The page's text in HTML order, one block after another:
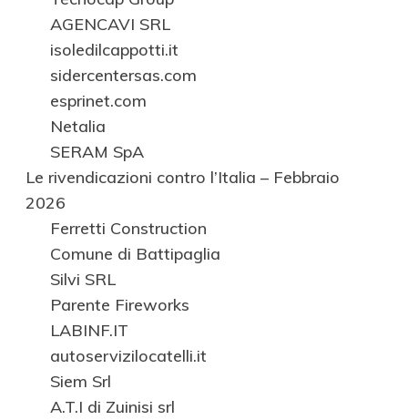
AGENCAVI SRL
isoledilcappotti.it
sidercentersas.com
esprinet.com
Netalia
SERAM SpA
Le rivendicazioni contro l’Italia – Febbraio
2026
Ferretti Construction
Comune di Battipaglia
Silvi SRL
Parente Fireworks
LABINF.IT
autoservizilocatelli.it
Siem Srl
A.T.I di Zuinisi srl